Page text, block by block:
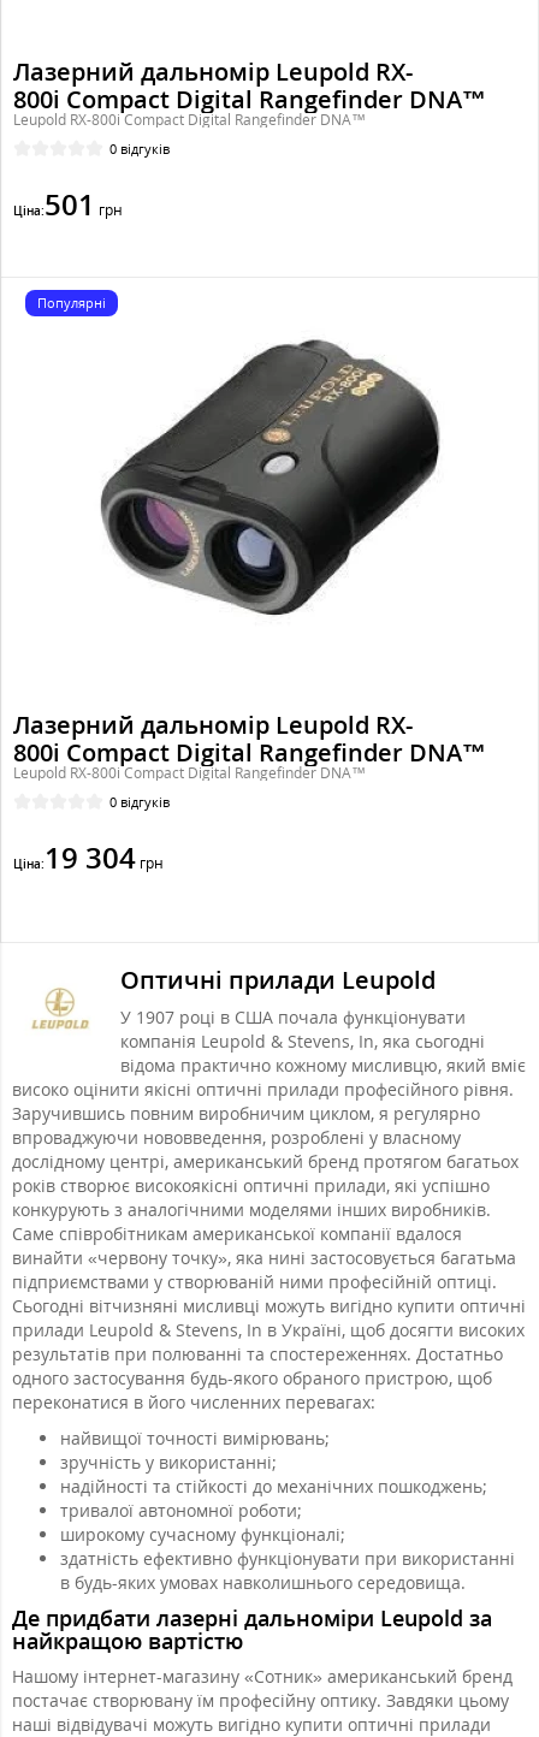
Лазерний дальномір Leupold RX-
800i Compact Digital Rangefinder DNA™
Leupold RX-800i Compact Digital Rangefinder DNA™
0 відгуків
Ціна:501 грн
Популярні
Лазерний дальномір Leupold RX-
800i Compact Digital Rangefinder DNA™
Leupold RX-800i Compact Digital Rangefinder DNA™
0 відгуків
Ціна: 19 304 грн
Оптичні прилади Leupold
У 1907 році в США почала функціонувати
компанія Leupold & Stevens, In, яка сьогодні
відома практично кожному мисливцю, який вміє
високо оцінити якісні оптичні прилади професійного рівня.
Заручившись повним виробничим циклом, я регулярно
впроваджуючи нововведення, розроблені у власному
дослідному центрі, американський бренд протягом багатьох
років створює високоякісні оптичні прилади, які успішно
конкурують з аналогічними моделями інших виробників.
Саме співробітникам американської компанії вдалося
винайти «червону точку», яка нині застосовується багатьма
підприємствами у створюваній ними професійній оптиці.
Сьогодні вітчизняні мисливці можуть вигідно купити оптичні
прилади Leupold & Stevens, In в Україні, щоб досягти високих
результатів при полюванні та спостереженнях. Достатньо
одного застосування будь-якого обраного пристрою, щоб
переконатися в його численних перевагах:
найвищої точності вимірювань;
зручність у використанні;
надійності та стійкості до механічних пошкоджень;
тривалої автономної роботи;
широкому сучасному функціоналі;
здатність ефективно функціонувати при використанні
в будь-яких умовах навколишнього середовища.
Де придбати лазерні дальноміри Leupold за
найкращою вартістю
Нашому інтернет-магазину «Сотник» американський бренд
постачає створювану їм професійну оптику. Завдяки цьому
наші відвідувачі можуть вигідно купити оптичні прилади